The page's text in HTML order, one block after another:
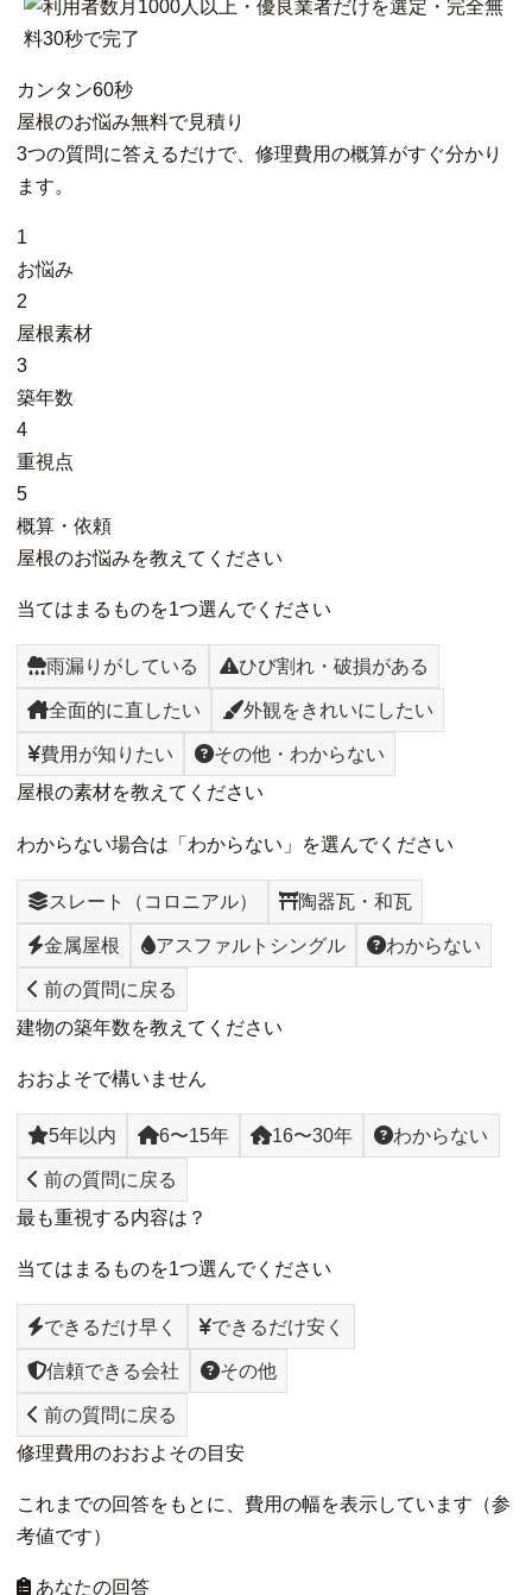
カンタン60秒
屋根のお悩み無料で見積り
3つの質問に答えるだけで、修理費用の概算がすぐ分かり
ます。
1
お悩み
2
屋根素材
3
築年数
4
重視点
5
概算・依頼
屋根のお悩みを教えてください
当てはまるものを1つ選んでください
雨漏りがしている ひび割れ・破損がある
全面的に直したい 外観をきれいにしたい
費用が知りたい
その他・わからない
屋根の素材を教えてください
わからない場合は「わからない」を選んでください
スレート（コロニアル） 陶器瓦・和瓦
金属屋根 アスファルトシングル わからない
前の質問に戻る
建物の築年数を教えてください
おおよそで構いません
5年以内 6〜15年 16〜30年 わからない
前の質問に戻る
最も重視する内容は？
当てはまるものを1つ選んでください
できるだけ早く できるだけ安く
信頼できる会社 その他
前の質問に戻る
修理費用のおおよその目安
これまでの回答をもとに、費用の幅を表示しています（参
考値です）
あなたの回答